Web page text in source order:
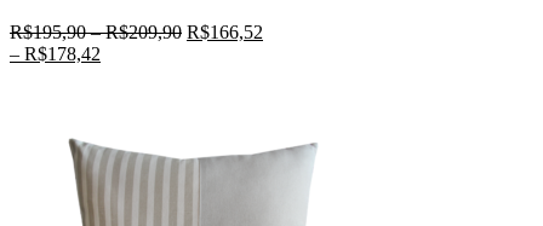
R$195,90–R$209,90 R$166,52
– R$178,42